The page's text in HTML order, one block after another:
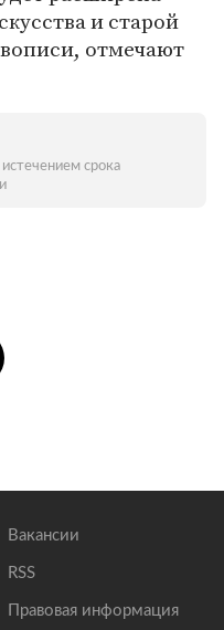
и старой
отмечают
срока
Вакансии
RSS
Правовая информация